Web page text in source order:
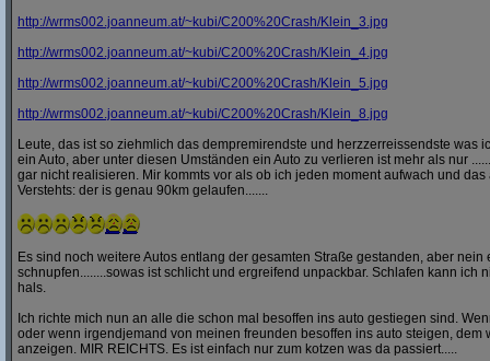
http://wrms002.joanneum.at/~kubi/C200%20Crash/Klein_3.jpg
http://wrms002.joanneum.at/~kubi/C200%20Crash/Klein_4.jpg
http://wrms002.joanneum.at/~kubi/C200%20Crash/Klein_5.jpg
http://wrms002.joanneum.at/~kubi/C200%20Crash/Klein_8.jpg
Leute, das ist so ziehmlich das dempremirendste und herzzerreissendste was
ein Auto, aber unter diesen Umständen ein Auto zu verlieren ist mehr als nur
gar nicht realisieren. Mir kommts vor als ob ich jeden moment aufwach und das
Verstehts: der is genau 90km gelaufen.......
Es sind noch weitere Autos entlang der gesamten Straße gestanden, aber nein
schnupfen........sowas ist schlicht und ergreifend unpackbar. Schlafen kann ich
hals.
Ich richte mich nun an alle die schon mal besoffen ins auto gestiegen sind.
oder wenn irgendjemand von meinen freunden besoffen ins auto steigen, dem
anzeigen. MIR REICHTS. Es ist einfach nur zum kotzen was da passiert.....